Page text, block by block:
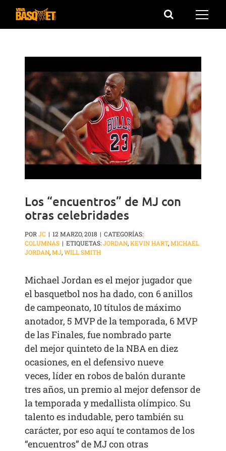
Saltar
Los “encuentros” de MJ con
otras celebridades
PORJC | 12 MARZO, 2018 | CATEGORÍAS:
COLUMNAS | ETIQUETAS:JORDAN,KEVIN HART,MICHAEL
JORDAN,MJ,WILL SMITH
Michael Jordan es el mejor jugador que
el basquetbol nos ha dado, con 6 anillos
de campeonato, 10 títulos de máximo
anotador, 5 MVP de la temporada, 6 MVP
de las Finales, fue nombrado parte
del mejor quinteto de la NBA en diez
ocasiones, en el defensivo nueve
veces, líder en robos de balón durante
tres años, un premio al mejor defensor de
la temporada y medallista olímpico. Su
talento es indudable, pero también su
carácter, por eso aquí te contamos de los
“encuentros” de MJ con otras